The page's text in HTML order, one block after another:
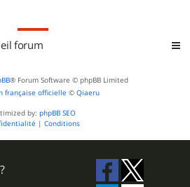
forum
® Forum Software © phpBB Limited
française officielle © Qiaeru
by: phpBB SEO
| Conditions